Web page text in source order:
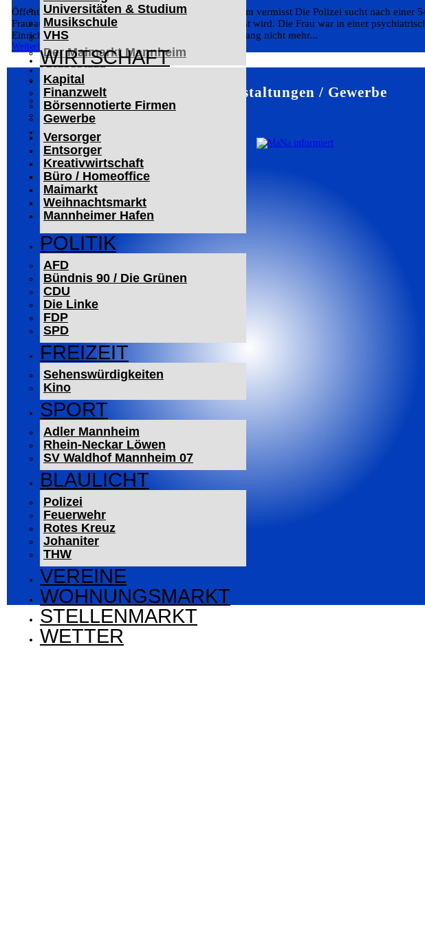
Universitäten & Studium
Musikschule
VHS
WIRTSCHAFT
Kapital
Finanzwelt
Börsennotierte Firmen
Gewerbe
Versorger
Entsorger
Kreativwirtschaft
Büro / Homeoffice
Maimarkt
Weihnachtsmarkt
Mannheimer Hafen
POLITIK
AFD
Bündnis 90 / Die Grünen
CDU
Die Linke
FDP
SPD
FREIZEIT
Sehenswürdigkeiten
Kino
SPORT
Adler Mannheim
Rhein-Neckar Löwen
SV Waldhof Mannheim 07
BLAULICHT
Polizei
Feuerwehr
Rotes Kreuz
Johaniter
THW
VEREINE
WOHNUNGSMARKT
STELLENMARKT
WETTER
Der Mannheimer Wasserturm
Das Technoseum Mannheim
Die Alte Feuerwache
Der Maimarkt Mannheim
LESERBRIEFE
ARCHIV
Das Neueste
Leitartikel
WERBUNG
Öffentlichkeitsfahndung: 54-jährige Frau aus Mannheim vermisst Die Polizei sucht nach einer
Frau aus Mannheim, die seit Sonntagvormittag vermisst wird. Die Frau war in einer
Einrichtung untergebracht und kehrte von einem Ausgang nicht mehr...
Weiterlesen
Mannheim – Veranstaltungen / Gewerbe